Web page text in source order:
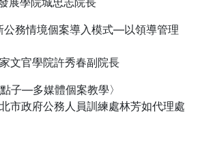
公務情境個案導入模式—以領導管理
許秀春副院長
點子—多媒體個案教學〉
務人員訓練處林芳如代理處